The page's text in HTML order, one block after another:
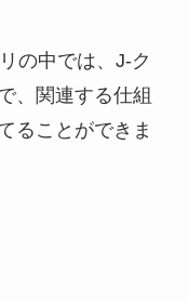
の中では、J-ク
、関連する仕組
ることができま